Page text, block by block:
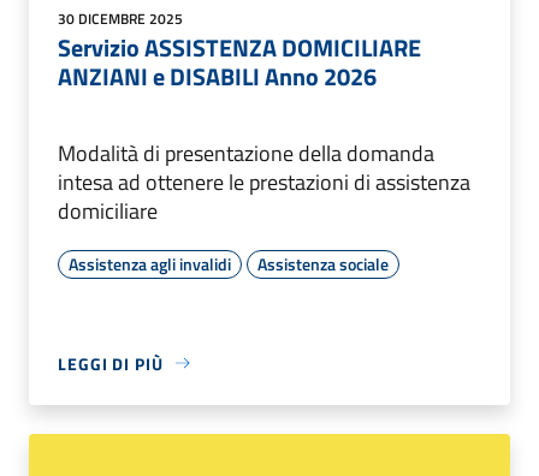
30 DICEMBRE 2025
Servizio ASSISTENZA DOMICILIARE
ANZIANI e DISABILI Anno 2026
Modalità di presentazione della domanda
intesa ad ottenere le prestazioni di assistenza
domiciliare
Assistenza agli invalidi Assistenza sociale
LEGGI DI PIÙ